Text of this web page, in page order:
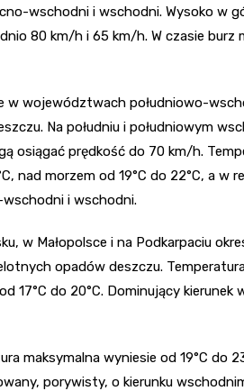
wschodni i wschodni. Wysoko w
80 km/h i 65 km/h. W czasie burz
w województwach południowo-
Na południu i południowym
osiągać prędkość do 70 km/h.
nad morzem od 19°C do 22°C, a w
wschodni i wschodni.
w Małopolsce i na Podkarpaciu
opadów deszczu.
17°C do 20°C. Dominujący kierunek
maksymalna wyniesie od 19°C do
porywisty, o kierunku